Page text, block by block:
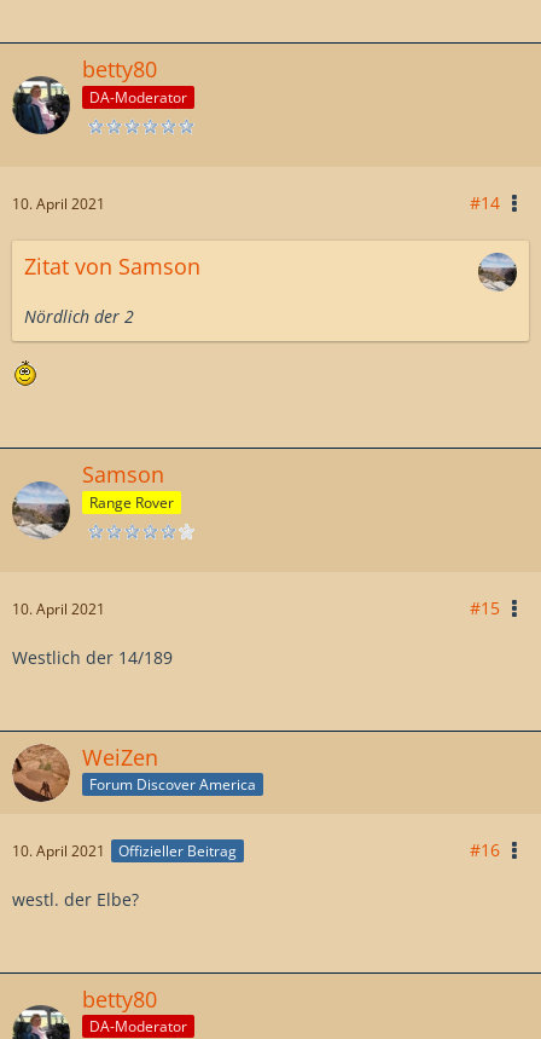
betty80
DA-Moderator
10. April 2021 #14
Zitat von Samson
Nördlich der 2
Samson
Range Rover
10. April 2021 #15
Westlich der 14/189
WeiZen
Forum Discover America
10. April 2021 Offizieller Beitrag #16
westl. der Elbe?
betty80
DA-Moderator